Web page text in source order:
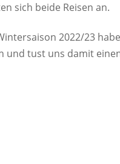
sich beide Reisen an.
2022/23
tust uns damit